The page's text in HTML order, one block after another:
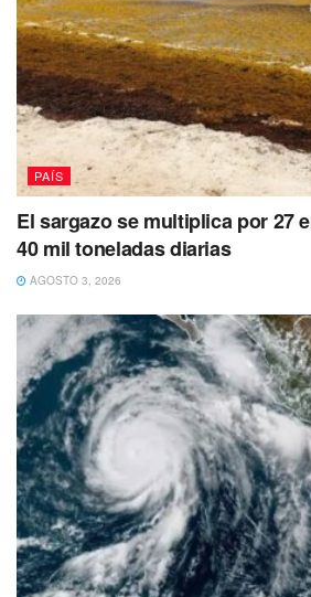
verano en 2026.
Nota para padres de
momento, el último día
2026 sigue programado
a menos que la SEP emita
respaldado por la
próximas semanas.
PAÍS
El sargazo se multiplica por 27
40 mil toneladas diarias
AGOSTO 3, 2026